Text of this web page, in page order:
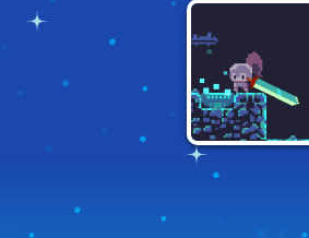
DEEPEST SWORD